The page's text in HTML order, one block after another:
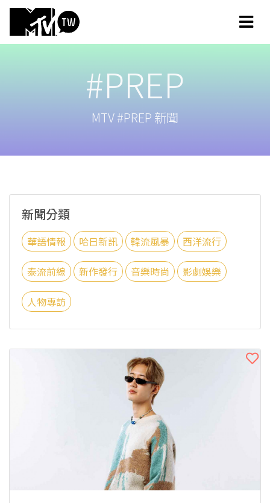
#PREP
MTV #PREP 新聞
新聞分類
華語情報 哈日新訊 韓流風暴 西洋流行
泰流前線 新作發行 音樂時尚 影劇娛樂
人物專訪